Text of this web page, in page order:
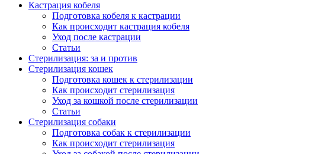
Кастрация кобеля
Подготовка кобеля к кастрации
Как происходит кастрация кобеля
Уход после кастрации
Статьи
Стерилизация: за и против
Стерилизация кошек
Подготовка кошек к стерилизации
Как происходит стерилизация
Уход за кошкой после стерилизации
Статьи
Стерилизация собаки
Подготовка собак к стерилизации
Как происходит стерилизация